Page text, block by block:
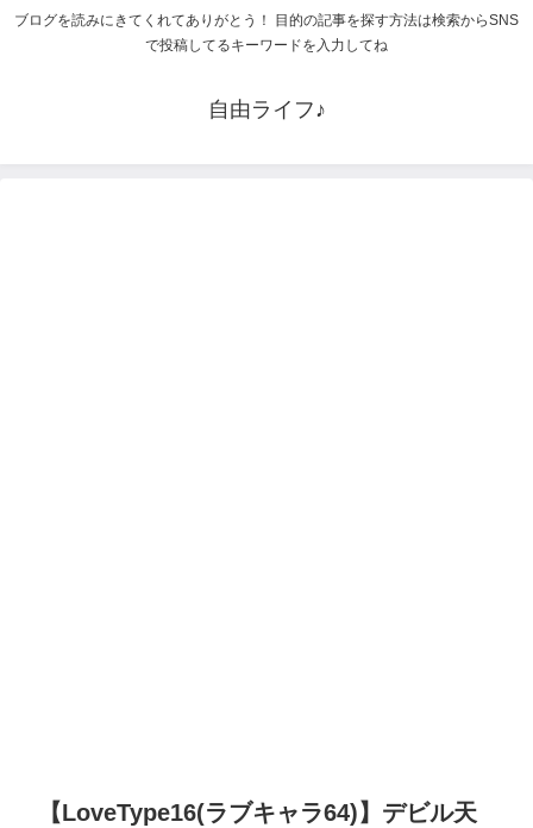
ブログを読みにきてくれてありがとう！ 目的の記事を探す方法は検索からSNS
で投稿してるキーワードを入力してね
自由ライフ♪
【LoveType16(ラブキャラ64)】デビル天